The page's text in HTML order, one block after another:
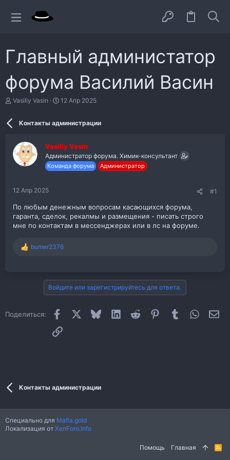
Главный администатор
форума Василий Васин
А
е
м
ы
Vasiliy Vasin
Д
а
ч
а
л
12 Апр 2025
Контакты администрации
Vasiliy Vasin
Администратор форума. Химик-консультант
Команда форума Администратор
12 Апр 2025 #1
По любым денежным вопросам касающихся форума,
гаранта, сделок, рекалмы и размещения - писать строго
мне по контактам в мессенджерах или в лс на форуме.
Р
bumer2376
Войдите или зарегистрируйтесь для ответа.
Поделиться: FacebookX (Twitter)
Bluesky LinkedInReddit PinterestTumblr
Ссылка
Контакты администрации
Помощь Главная
R
Специально для Mafia.gold
Локализация от XenForo.Info